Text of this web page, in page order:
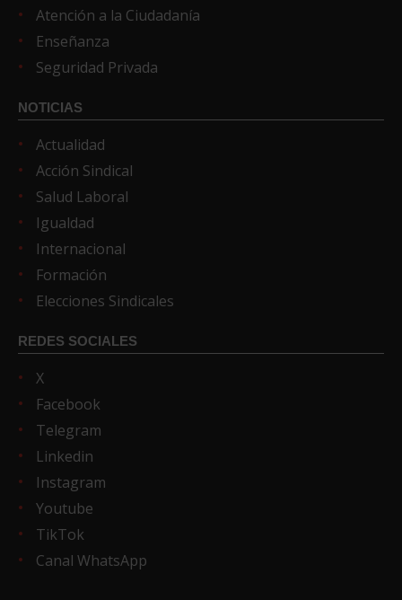
Atención a la Ciudadanía
Enseñanza
Seguridad Privada
NOTICIAS
Actualidad
Acción Sindical
Salud Laboral
Igualdad
Internacional
Formación
Elecciones Sindicales
REDES SOCIALES
X
Facebook
Telegram
Linkedin
Instagram
Youtube
TikTok
Canal WhatsApp